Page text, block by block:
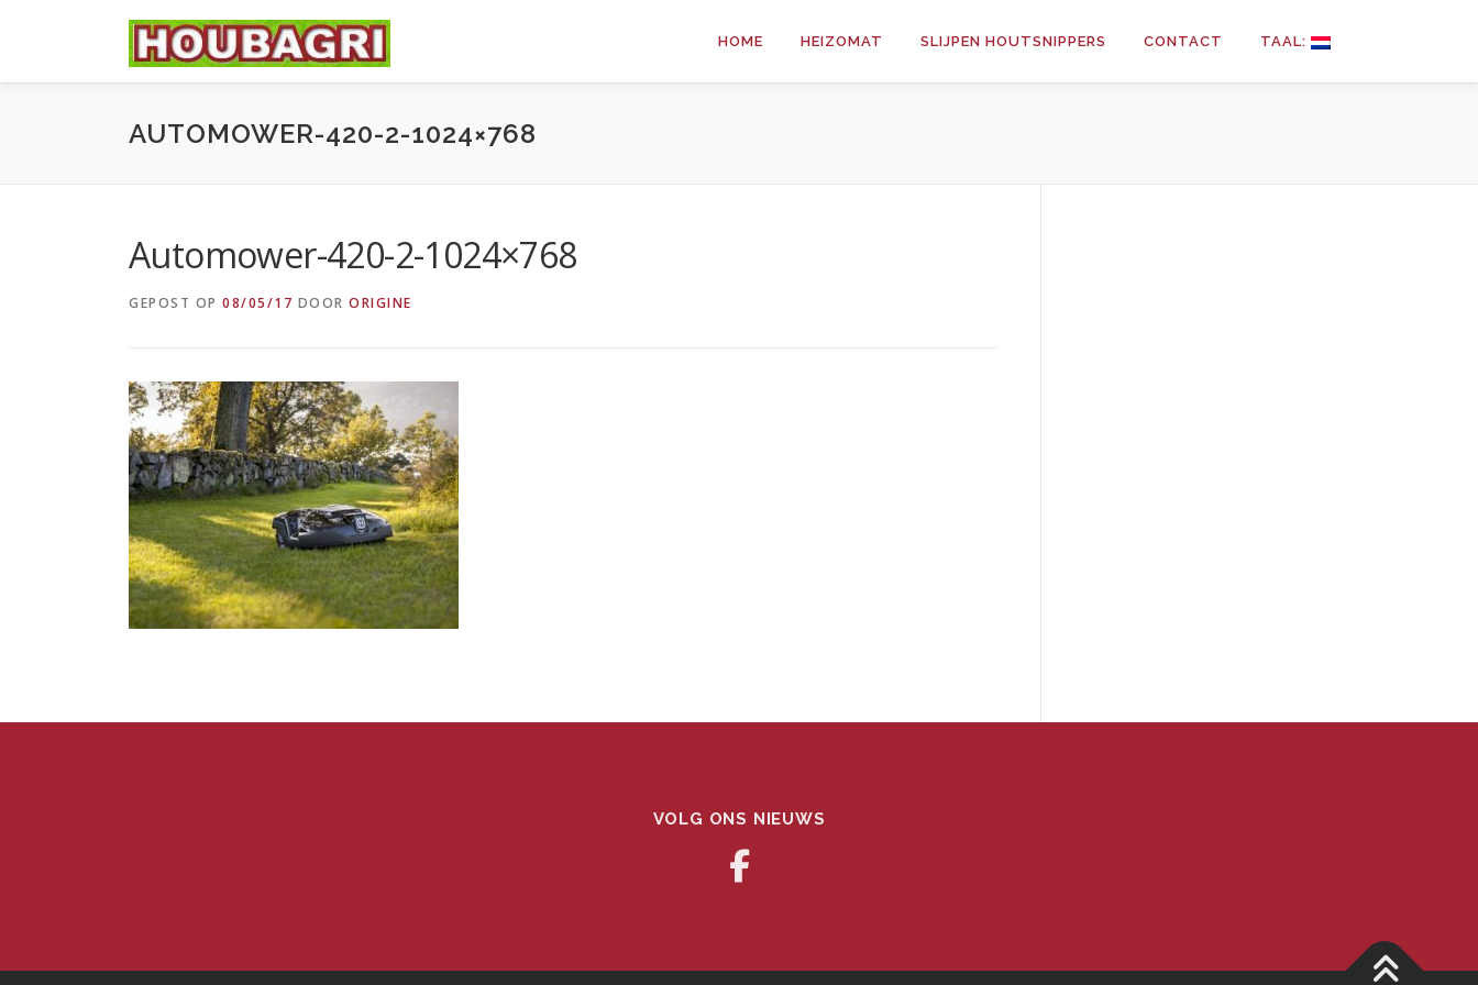
inhoud
HOME HEIZOMAT SLIJPEN HOUTSNIPPERS CONTACT TAAL:
AUTOMOWER-420-2-1024×768
Automower-420-2-1024×768
GEPOST OP 08/05/17 DOOR ORIGINE
VOLG ONS NIEUWS